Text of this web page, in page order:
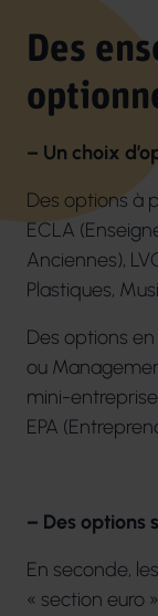
Des
– Un choix
Des options à
ECLA
Anciennes),
Plastiques,
Des options
ou
mini-
EPA
– Des options
En seconde,
« section euro